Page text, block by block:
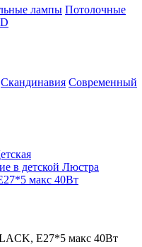
лампы Потолочные
Скандинавия Современный
в детской Люстра
макс 40Вт
E27*5 макс 40Вт